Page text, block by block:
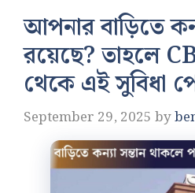
আপনার বাড়িতে
রয়েছে? তাহলে
থেকে এই সুবিধা
September 29, 2025 by